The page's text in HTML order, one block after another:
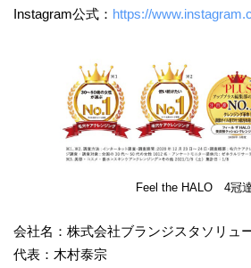
Instagram公式： https://
Feel the HALO 4冠
会社名：株式会社ブランジスタソリュ
代表：木村泰宗